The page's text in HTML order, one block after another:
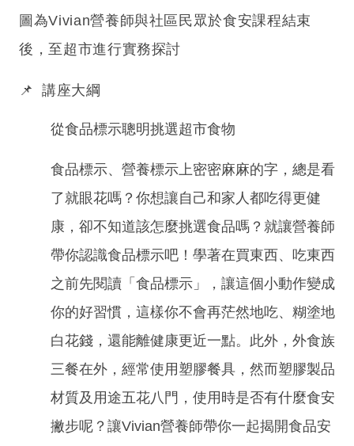
圖為Vivian營養師與社區民眾於食安課程結束
後，至超市進行實務探討
📌 講座大綱
從食品標示聰明挑選超市食物
食品標示、營養標示上密密麻麻的字，總是看
了就眼花嗎？你想讓自己和家人都吃得更健
康，卻不知道該怎麼挑選食品嗎？就讓營養師
帶你認識食品標示吧！學著在買東西、吃東西
之前先閱讀「食品標示」，讓這個小動作變成
你的好習慣，這樣你不會再茫然地吃、糊塗地
白花錢，還能離健康更近一點。此外，外食族
三餐在外，經常使用塑膠餐具，然而塑膠製品
材質及用途五花八門，使用時是否有什麼食安
撇步呢？讓Vivian營養師帶你一起揭開食品安